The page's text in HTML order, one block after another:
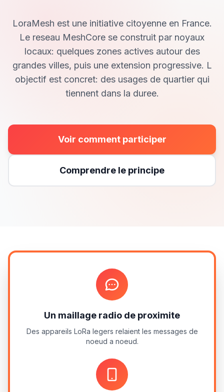
LoraMesh est une initiative citoyenne en France.
Le reseau MeshCore se construit par noyaux
locaux: quelques zones actives autour des
grandes villes, puis une extension progressive. L
objectif est concret: des usages de quartier qui
tiennent dans la duree.
Voir comment participer
Comprendre le principe
Un maillage radio de proximite
Des appareils LoRa legers relaient les messages de
noeud a noeud.